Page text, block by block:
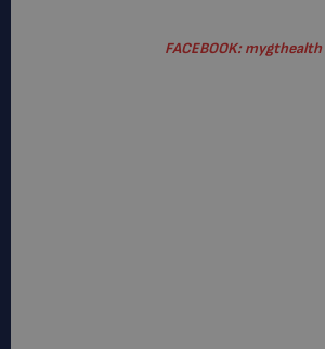
FACEBOOK: mygthealth